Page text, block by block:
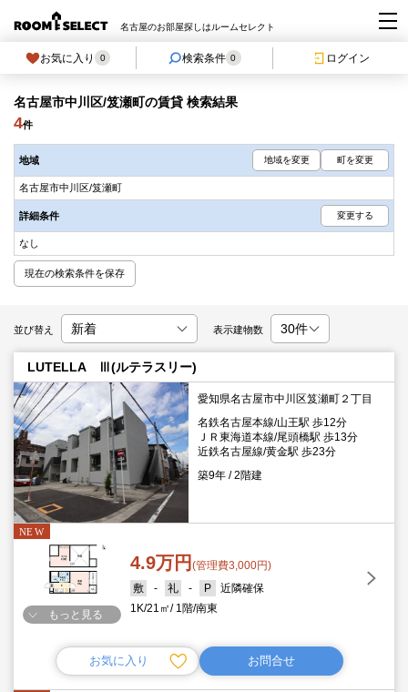
名古屋のお部屋探しはルームセレクト
お気に入り 0 検索条件 0 ログイン
名古屋市中川区/笈瀬町の賃貸 検索結果
4件
地域 地域を変更 町を変更
名古屋市中川区/笈瀬町
詳細条件 変更する
なし
現在の検索条件を保存
並び替え 表示建物数
LUTELLA Ⅲ(ルテラスリー)
愛知県名古屋市中川区笈瀬町２丁目
名鉄名古屋本線/山王駅 歩12分
ＪＲ東海道本線/尾頭橋駅 歩13分
近鉄名古屋線/黄金駅 歩23分
築9年
2階建
もっと見る 1階 南東
4.9万円(管理費3,000円)
-
-
1K 21㎡
近隣確保
お気に入り お問合せ